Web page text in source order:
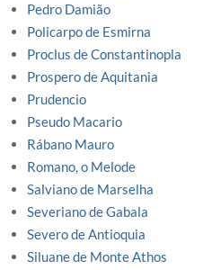
Pedro Damião
Policarpo de Esmirna
Proclus de Constantinopla
Prospero de Aquitania
Prudencio
Pseudo Macario
Rábano Mauro
Romano, o Melode
Salviano de Marselha
Severiano de Gabala
Severo de Antioquia
Siluane de Monte Athos